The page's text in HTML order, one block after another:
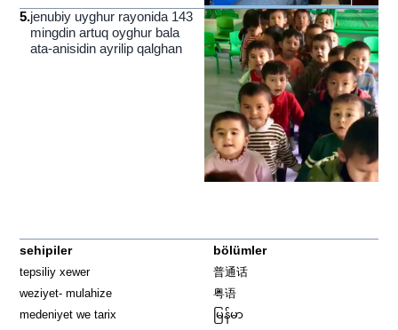
5.jenubiy uyghur rayonida 143
mingdin artuq oyghur bala
ata-anisidin ayrilip qalghan
sehipiler
tepsiliy xewer
weziyet- mulahize
medeniyet we tarix
bölümler
普通话
粤语
မြန်မာ